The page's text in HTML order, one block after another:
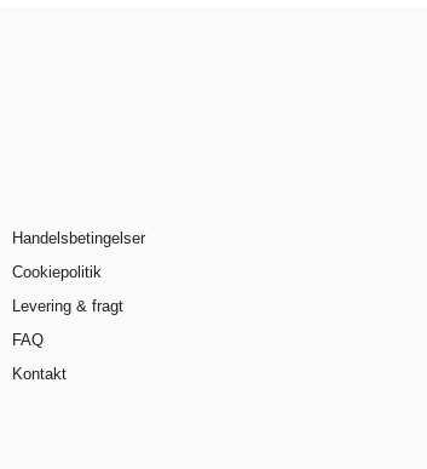
Handelsbetingelser
Cookiepolitik
Levering & fragt
FAQ
Kontakt